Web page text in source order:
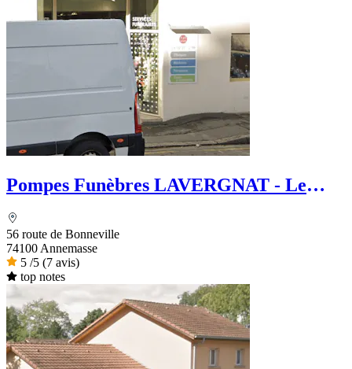
Pompes Funèbres LAVERGNAT - Le
56 route de Bonneville
74100 Annemasse
5 /5 (7 avis)
top notes